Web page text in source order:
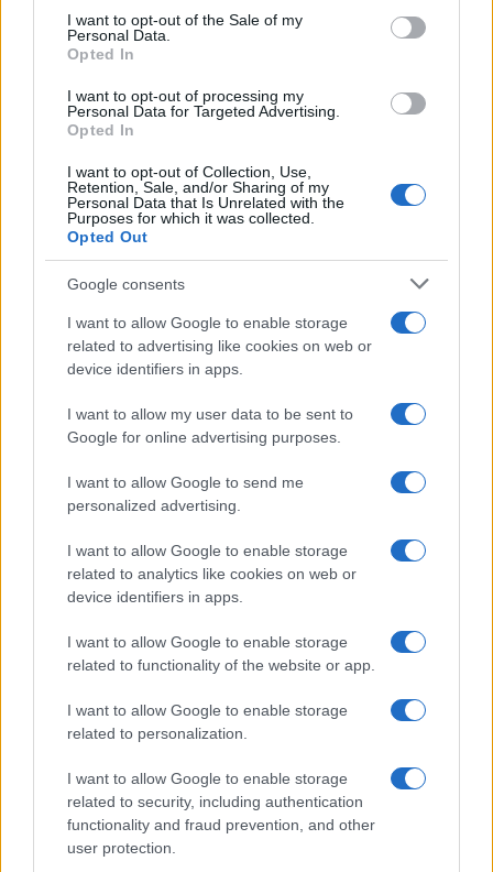
services and may gather and store information including but
not limited to your visit or usage behaviour. You may click to
grant or deny consent to Google and its third-party tags to
consent section.
I want to opt-out of the Sale of my
Personal Data.
Opted In
I want to opt-out of processing my
Personal Data for Targeted Advertising.
Opted In
I want to opt-out of Collection, Use,
Retention, Sale, and/or Sharing of my
Personal Data that Is Unrelated with the
Purposes for which it was collected.
Opted Out
Google consents
I want to allow Google to enable storage
related to advertising like cookies on web or
device identifiers in apps.
I want to allow my user data to be sent to
Google for online advertising purposes.
I want to allow Google to send me
personalized advertising.
I want to allow Google to enable storage
related to analytics like cookies on web or
device identifiers in apps.
I want to allow Google to enable storage
related to functionality of the website or app.
I want to allow Google to enable storage
related to personalization.
I want to allow Google to enable storage
related to security, including authentication
functionality and fraud prevention, and other
user protection.